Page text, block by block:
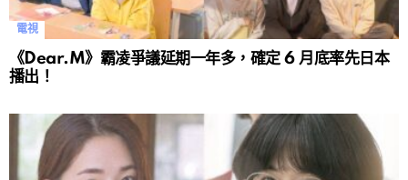
電視
《Dear.M》霸凌爭議延期一年多，確定 6 月底率先日本
播出！